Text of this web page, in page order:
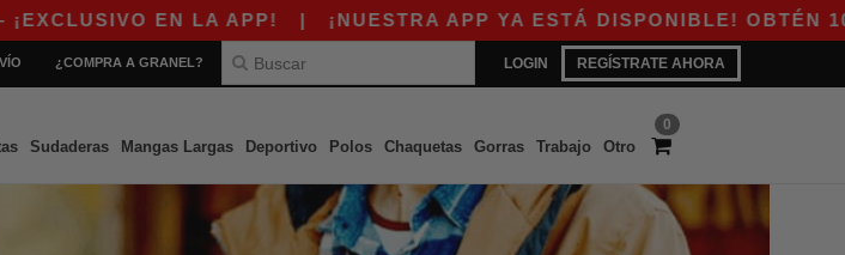
EN LA APP!| ¡NUESTRA APP YA ESTÁ DISPONIBLE! OBTÉN 10$
LOGIN REGÍSTRATE AHORA
¿COMPRA A GRANEL?
0
Sudaderas Mangas Largas Deportivo Polos Chaquetas Gorras Trabajo Otro